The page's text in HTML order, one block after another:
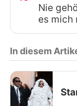
Nie
es mich
In diesem